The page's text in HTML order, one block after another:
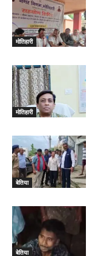
मोतिहारी
मोतिहारी
बेतिया
बेतिया